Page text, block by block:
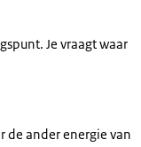
Je vraagt waar
de ander energie van